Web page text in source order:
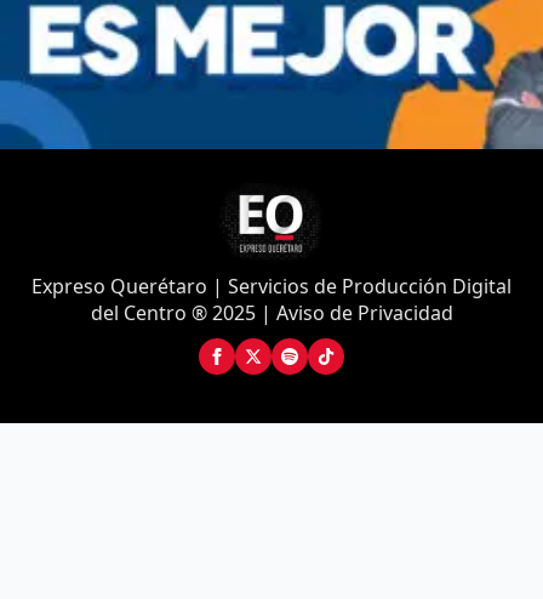
Expreso Querétaro | Servicios de Producción Digital
del Centro ® 2025 | Aviso de Privacidad